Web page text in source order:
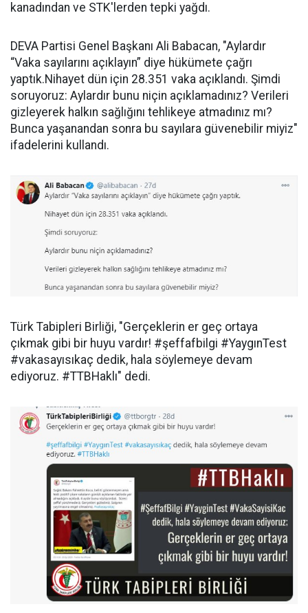
kanadından ve STK'lerden tepki yağdı.
DEVA Partisi Genel Başkanı Ali Babacan, "Aylardır
“Vaka sayılarını açıklayın” diye hükümete çağrı
yaptık.Nihayet dün için 28.351 vaka açıklandı. Şimdi
soruyoruz: Aylardır bunu niçin açıklamadınız? Verileri
gizleyerek halkın sağlığını tehlikeye atmadınız mı?
Bunca yaşanandan sonra bu sayılara güvenebilir miyiz"
ifadelerini kullandı.
Türk Tabipleri Birliği, "Gerçeklerin er geç ortaya
çıkmak gibi bir huyu vardır! #şeffafbilgi #YaygınTest
#vakasayısıkaç dedik, hala söylemeye devam
ediyoruz. #TTBHaklı" dedi.